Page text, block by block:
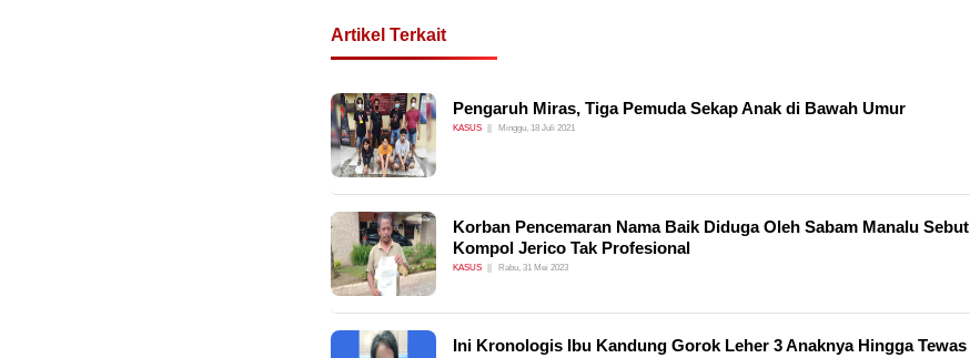
Artikel Terkait
Pengaruh Miras, Tiga Pemuda Sekap Anak di Bawah Umur
KASUS Minggu, 18 Juli 2021
Korban Pencemaran Nama Baik Diduga Oleh Sabam Manalu Sebut
Kompol Jerico Tak Profesional
KASUS Rabu, 31 Mei 2023
Ini Kronologis Ibu Kandung Gorok Leher 3 Anaknya Hingga Tewas